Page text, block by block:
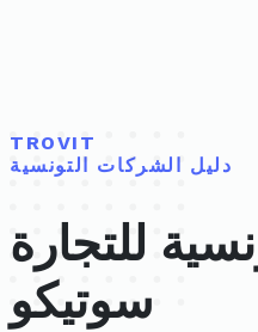
TROVIT
دليل الشركات التونسية
للتجارة
سوتيكو